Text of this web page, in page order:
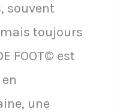
souvent
toujours
FOOT© est
une